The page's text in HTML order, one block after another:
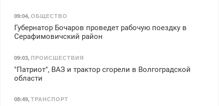
09:04, ОБЩЕСТВО
Губернатор Бочаров проведет рабочую поездку в
Серафимовичский район
09:03, ПРОИСШЕСТВИЯ
"Патриот", ВАЗ и трактор сгорели в Волгоградской
области
08:49, ТРАНСПОРТ